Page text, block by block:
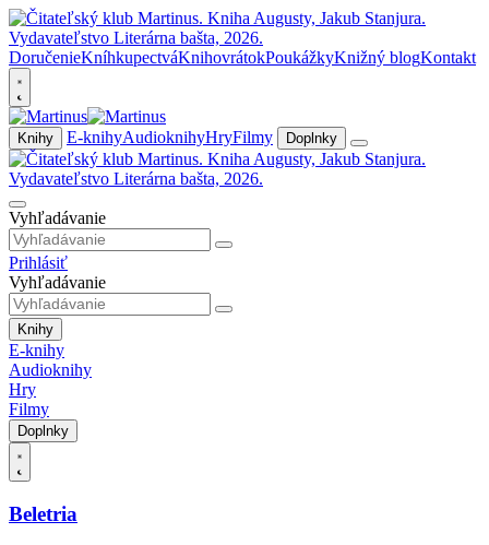
DoručenieKníhkupectváKnihovrátokPoukážkyKnižný blogKontakt
Knihy E-knihyAudioknihyHryFilmy Doplnky
Vyhľadávanie
Prihlásiť
Vyhľadávanie
Knihy
E-knihy
Audioknihy
Hry
Filmy
Doplnky
Beletria